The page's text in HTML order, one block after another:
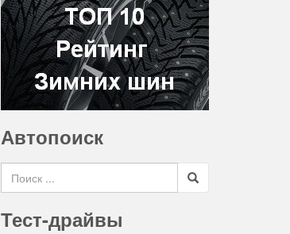
Автопоиск
Search for
Тест-драйвы